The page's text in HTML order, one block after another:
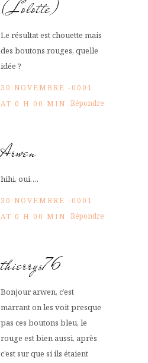
(Lolotte)
Le résultat est chouette mais
des boutons rouges, quelle
idée ?
30 NOVEMBRE -0001
AT 0 H 00 MIN Répondre
Arwen
hihi, oui….
30 NOVEMBRE -0001
AT 0 H 00 MIN Répondre
thierrys76
Bonjour arwen, c’est
marrant on les voit presque
pas ces boutons bleu, le
rouge est bien aussi, après
c’est sur que si ils étaient